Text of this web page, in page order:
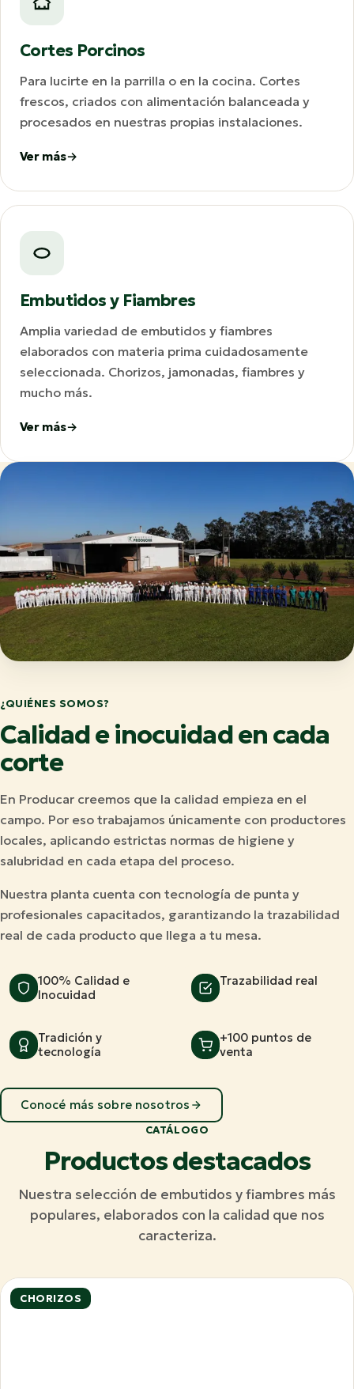
Cortes Porcinos
Para lucirte en la parrilla o en la cocina. Cortes
frescos, criados con alimentación balanceada y
procesados en nuestras propias instalaciones.
Ver más
Embutidos y Fiambres
Amplia variedad de embutidos y fiambres
elaborados con materia prima cuidadosamente
seleccionada. Chorizos, jamonadas, fiambres y
mucho más.
Ver más
¿QUIÉNES SOMOS?
Calidad e inocuidad en cada
corte
En Producar creemos que la calidad empieza en el
campo. Por eso trabajamos únicamente con productores
locales, aplicando estrictas normas de higiene y
salubridad en cada etapa del proceso.
Nuestra planta cuenta con tecnología de punta y
profesionales capacitados, garantizando la trazabilidad
real de cada producto que llega a tu mesa.
100% Calidad e
Inocuidad
Trazabilidad real
Tradición y
tecnología
+100 puntos de
venta
Conocé más sobre nosotros
CATÁLOGO
Productos destacados
Nuestra selección de embutidos y fiambres más
populares, elaborados con la calidad que nos
caracteriza.
CHORIZOS